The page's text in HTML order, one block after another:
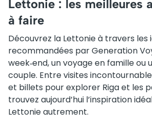
Lettonie : les meilleures
à faire
Découvrez la Lettonie à travers les
recommandées par Generation
week‑end, un voyage en famille ou
couple. Entre visites
et billets pour explorer Riga et les
trouvez aujourd’hui l’inspiration
Lettonie autrement.